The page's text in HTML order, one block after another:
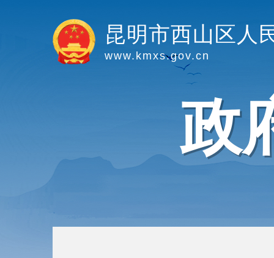
昆明市西山区人
www.kmxs.gov.cn
政